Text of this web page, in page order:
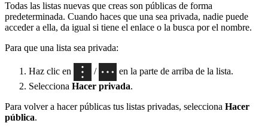
Todas las listas nuevas que creas son públicas de forma
predeterminada. Cuando haces que una sea privada, nadie puede
acceder a ella, da igual si tiene el enlace o la busca por el nombre.
Para que una lista sea privada:
Haz clic en /
en la parte de arriba de la lista.
Selecciona Hacer privada.
Para volver a hacer públicas tus listas privadas, selecciona Hacer
pública.